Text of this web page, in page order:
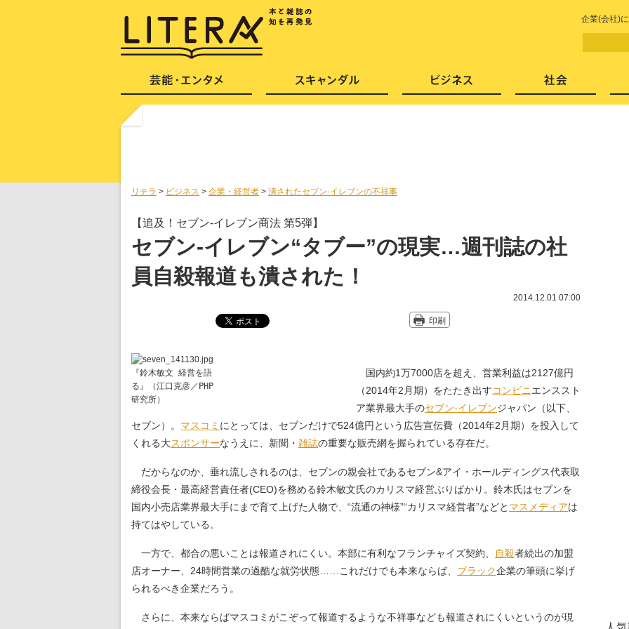
企業(会社)
リテラ > ビジネス > 企業・経営者 > 潰されたセブン-イレブンの不祥事
【追及！セブン‐イレブン商法 第5弾】
セブン-イレブン“タブー”の現実…週刊誌の社
員自殺報道も潰された！
2014.12.01 07:00
印刷
『鈴木敏文 経営を語
る』（江口克彦／PHP
研究所）
国内約1万7000店を超え、営業利益は2127億円
（2014年2月期）をたたき出すコンビニエンススト
ア業界最大手のセブン-イレブンジャパン（以下、
セブン）。 マスコミ にとっては、セブンだけで524億円という広告宣伝費（2014年2月期）を投入して
くれる大スポンサーなうえに、新聞・ 雑誌の重要な販売網を握られている存在だ。
だからなのか、垂れ流しされるのは、セブンの親会社であるセブン&アイ・ホールディングス代表取
締役会長・最高経営責任者(CEO)を務める鈴木敏文氏のカリスマ経営ぶりばかり。鈴木氏はセブンを
国内小売店業界最大手にまで育て上げた人物で、“流通の神様”“カリスマ経営者”などと マスメディアは
持てはやしている。
一方で、都合の悪いことは報道されにくい。本部に有利なフランチャイズ契約、 自殺者続出の加盟
店オーナー、24時間営業の過酷な就労状態……これだけでも本来ならば、 ブラック企業の筆頭に挙げ
られるべき企業だろう。
さらに、本来ならばマスコミがこぞって報道するような不祥事なども報道されにくいというのが現
芸能・エンタメ スキャンダル